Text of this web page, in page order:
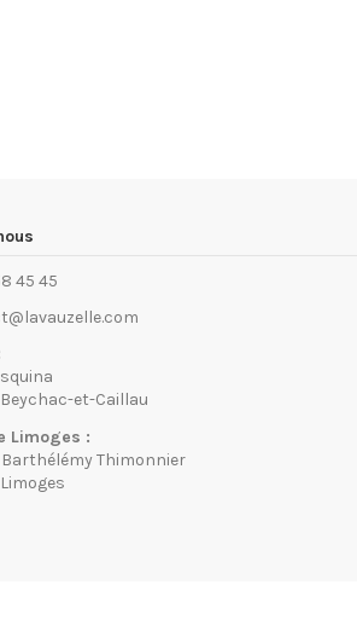
45 45
@lavauzelle.com
et-Caillau
Limoges :
Barthélémy Thimonnier